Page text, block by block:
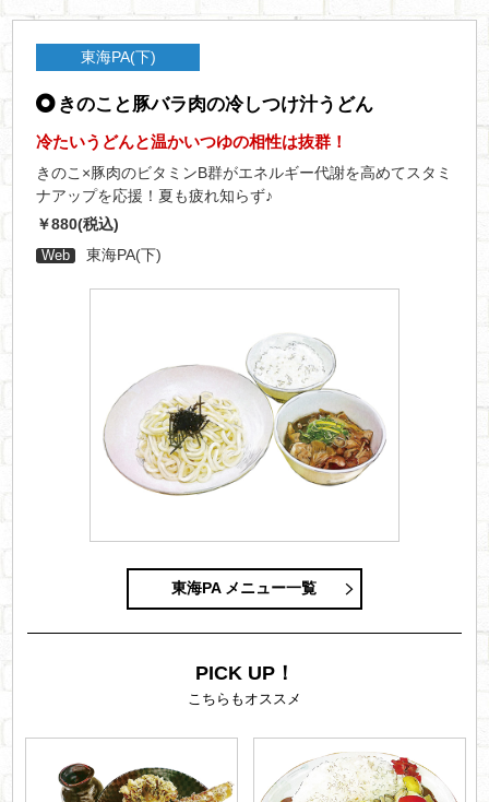
東海PA(下)
きのこと豚バラ肉の冷しつけ汁うどん
冷たいうどんと温かいつゆの相性は抜群！
きのこ×豚肉のビタミンB群がエネルギー代謝を高めてスタミ
ナアップを応援！夏も疲れ知らず♪
￥880(税込)
Web 東海PA(下)
東海PA メニュー一覧
PICK UP！
こちらもオススメ